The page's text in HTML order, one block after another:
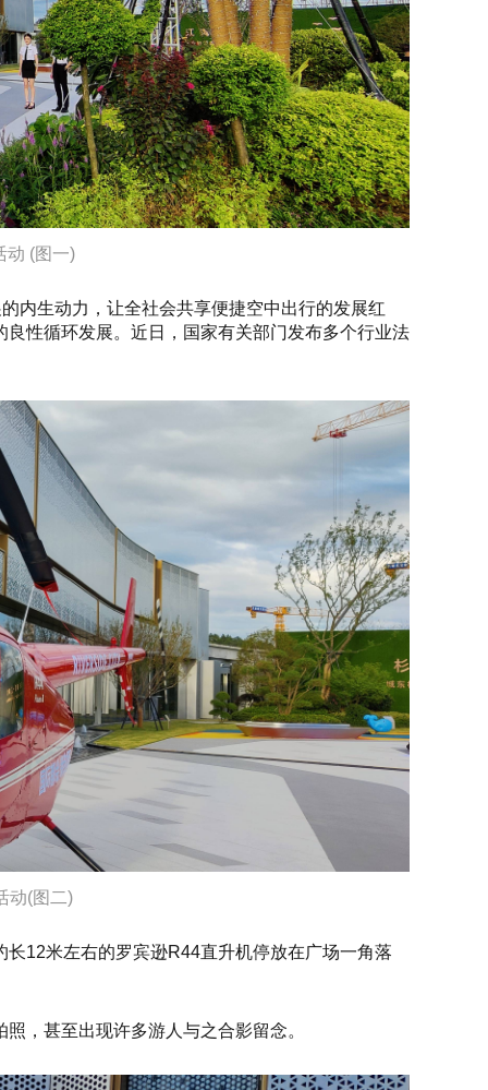
动 (图一)
内生动力，让全社会共享便捷空中出行的发展红
性循环发展。近日，国家有关部门发布多个行业法
动(图二)
12米左右的罗宾逊R44直升机停放在广场一角落
，甚至出现许多游人与之合影留念。